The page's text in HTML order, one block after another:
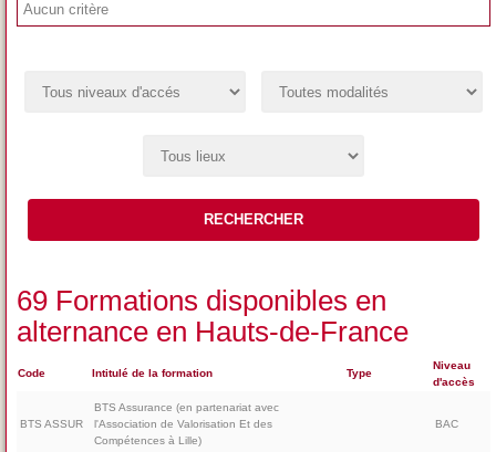
Aucun critère
RECHERCHER
69 Formations disponibles en
alternance en Hauts-de-France
Code Intitulé de la formation Type
Niveau
d'accès
BTS ASSUR
BTS Assurance (en partenariat avec
l'Association de Valorisation Et des
Compétences à Lille)
BAC